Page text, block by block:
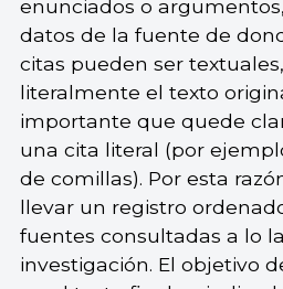
enunciados o
datos de la fuente de
citas pueden ser
literalmente el texto
importante que quede
una cita literal (por
de comillas). Por esta
llevar un registro
fuentes consultadas a lo
investigación. El objetivo